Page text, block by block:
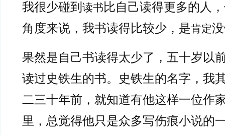
我很少碰到 读书 比自己读得更多的人
角度来说，我书读得比较少，是肯定
果然是自己书读得太少了，五十岁以
读过史铁生的书。史铁生的名字，我
二三十年前，就知道有他这样一位作
里，总觉得他只是众多写伤痕小说的